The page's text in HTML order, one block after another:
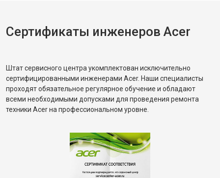
Сертификаты инженеров Acer
Штат сервисного центра укомплектован исключительно
сертифицированными инженерами Acer. Наши специалисты
проходят обязательное регулярное обучение и обладают
всеми необходимыми допусками для проведения ремонта
техники Acer на профессиональном уровне.